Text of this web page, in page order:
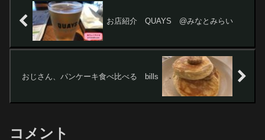
お店紹介 QUAYS @みなとみらい
おじさん、パンケーキ食べ比べる bills
コメント